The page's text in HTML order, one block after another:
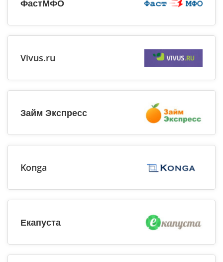
ФастМФО
Vivus.ru
Займ Экспресс
Konga
Екапуста